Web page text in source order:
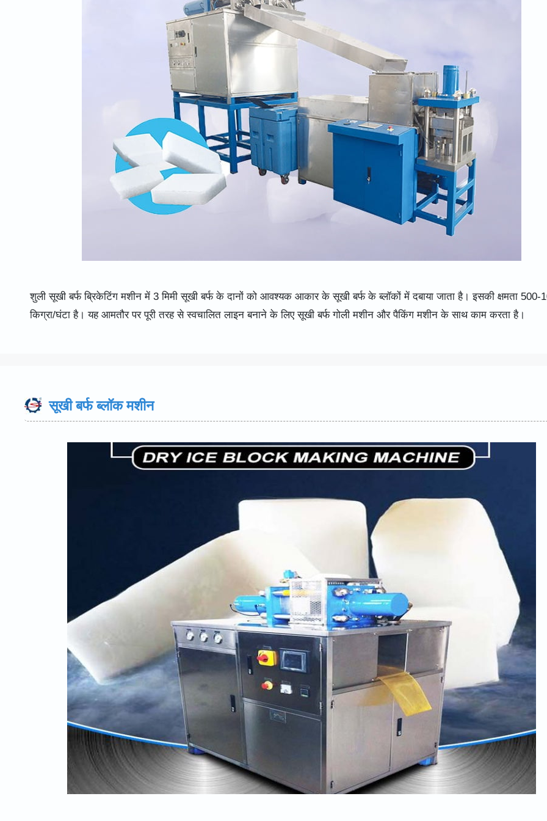
शुली सूखी बर्फ ब्रिकेटिंग मशीन में 3 मिमी सूखी बर्फ के दानों को आवश्यक आकार के सूखी बर्फ के ब्लॉकों में दबाया जाता है। इसकी क्षमता 500-
किग्रा/घंटा है। यह आमतौर पर पूरी तरह से स्वचालित लाइन बनाने के लिए सूखी बर्फ गोली मशीन और पैकिंग मशीन के साथ काम करता है।
सूखी बर्फ ब्लॉक मशीन